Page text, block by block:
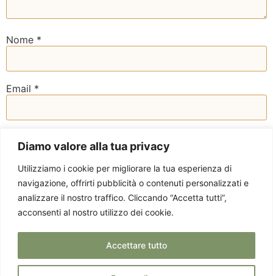
Diamo valore alla tua privacy
Utilizziamo i cookie per migliorare la tua esperienza di
navigazione, offrirti pubblicità o contenuti personalizzati e
analizzare il nostro traffico. Cliccando “Accetta tutti”,
acconsenti al nostro utilizzo dei cookie.
Accettare tutto
Nome *
Email *